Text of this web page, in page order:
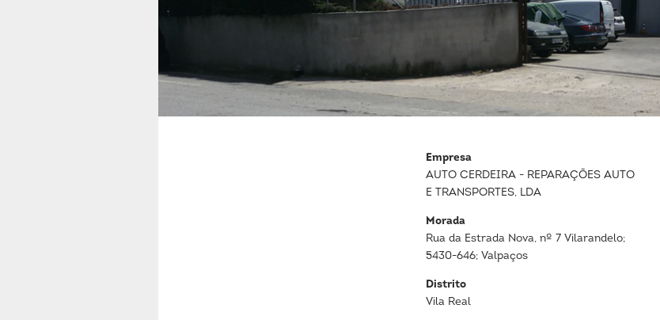
Empresa
AUTO CERDEIRA - REPARAÇÕES AUTO
E TRANSPORTES, LDA
Morada
Rua da Estrada Nova, nº 7 Vilarandelo;
5430-646; Valpaços
Distrito
Vila Real